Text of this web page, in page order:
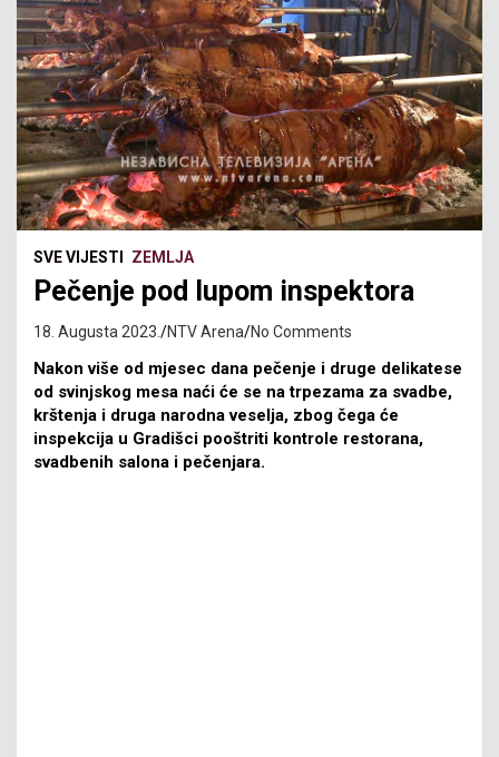
SVE VIJESTI ZEMLJA
Pečenje pod lupom inspektora
18. Augusta 2023. NTV Arena No Comments
Nakon više od mjesec dana pečenje i druge delikatese
od svinjskog mesa naći će se na trpezama za svadbe,
krštenja i druga narodna veselja, zbog čega će
inspekcija u Gradišci pooštriti kontrole restorana,
svadbenih salona i pečenjara.